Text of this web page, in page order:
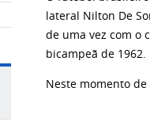
lateral Nilton De
de uma vez com o
bicampeã de 1962.
Neste momento